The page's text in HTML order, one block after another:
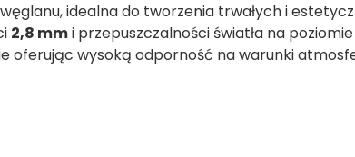
idealna do tworzenia trwałych i
2,8 mmi przepuszczalności światła na poziomie
oferując wysoką odporność na warunki